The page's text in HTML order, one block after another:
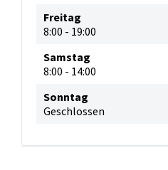
Freitag
8:00 - 19:00
Samstag
8:00 - 14:00
Sonntag
Geschlossen